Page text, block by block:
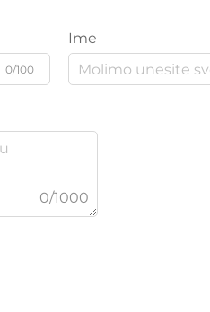
0/100
Ime
0/1000